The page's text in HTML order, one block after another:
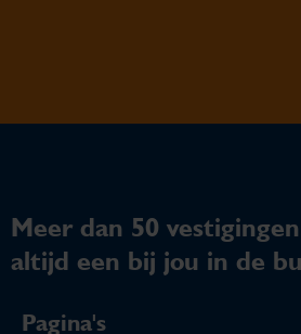
Meer dan 50
altijd een bij jou in de
Pagina's